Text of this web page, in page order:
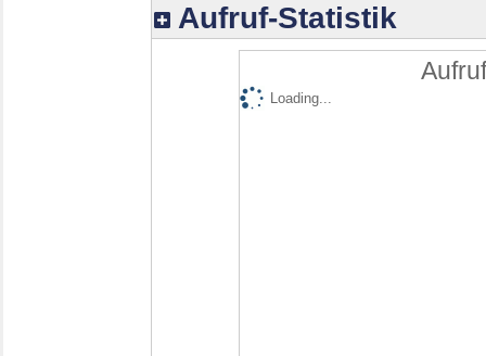
Aufruf-Statistik
Loading...